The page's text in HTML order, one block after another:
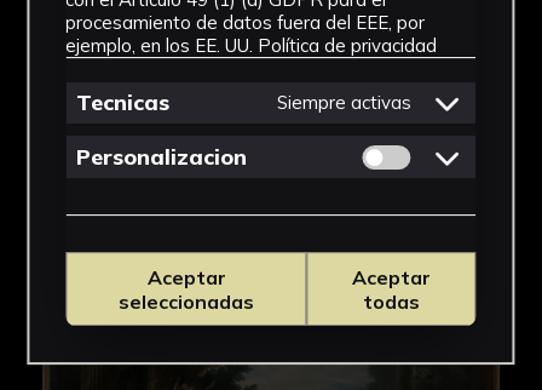
procesamiento de datos fuera del EEE, por
ejemplo, en los EE. UU. Política de privacidad
Tecnicas Siempre activas
Personalizacion Permitir cookies
Aceptar
seleccionadas
Aceptar
todas